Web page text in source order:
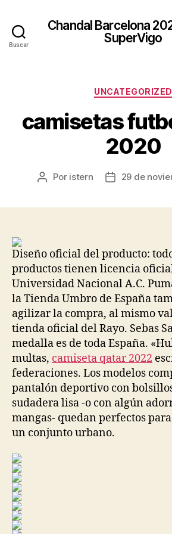
Buscar
Chandal Barcelona
SuperVigo
UNCATEGORIZED
camisetas
2020
Autor
Por istern
Fecha
29 de
Diseño oficial del producto:
productos tienen licencia
Universidad Nacional A.C.
la Tienda Umbro de España
agilizar la compra, al mismo
tienda oficial del Rayo. Sebas
medalla es de toda España.
multas, camiseta qatar 2022
federaciones. Los modelos
pantalón deportivo con
sudadera lisa -o con algún
mangas- quedan perfectos
un conjunto urbano.